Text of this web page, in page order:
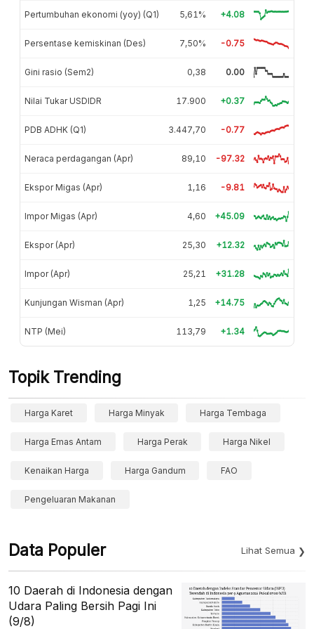
Pertumbuhan ekonomi (yoy) (Q1) 5,61% +4.08
Persentase kemiskinan (Des) 7,50% -0.75
Gini rasio (Sem2) 0,38 0.00
Nilai Tukar USDIDR 17.900 +0.37
PDB ADHK (Q1) 3.447,70 -0.77
Neraca perdagangan (Apr) 89,10 -97.32
Ekspor Migas (Apr) 1,16 -9.81
Impor Migas (Apr) 4,60 +45.09
Ekspor (Apr) 25,30 +12.32
Impor (Apr) 25,21 +31.28
Kunjungan Wisman (Apr) 1,25 +14.75
NTP (Mei) 113,79 +1.34
Topik Trending
Harga Karet Harga Minyak Harga Tembaga
Harga Emas Antam Harga Perak Harga Nikel
Kenaikan Harga Harga Gandum FAO
Pengeluaran Makanan
Data Populer Lihat Semua
10 Daerah di Indonesia dengan
Udara Paling Bersih Pagi Ini
(9/8)